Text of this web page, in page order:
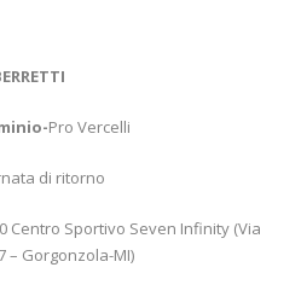
Pro Vercelli
di ritorno
Centro Sportivo Seven Infinity (Via
– Gorgonzola-MI)